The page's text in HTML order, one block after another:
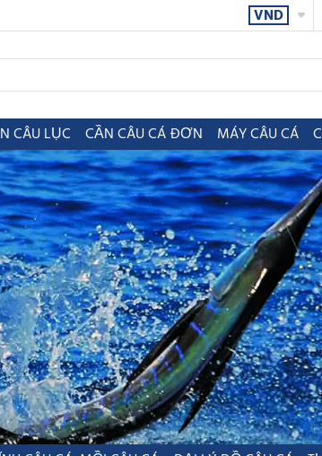
VND
CÂU LỤC CẦN CÂU CÁ ĐƠN MÁY CÂU CÁ